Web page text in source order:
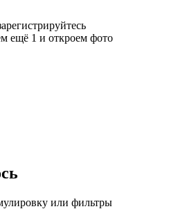
ещё 1 и откроем фото
или фильтры